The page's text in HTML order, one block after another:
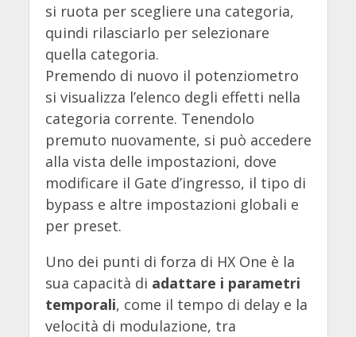
si ruota per scegliere una categoria,
quindi rilasciarlo per selezionare
quella categoria.
Premendo di nuovo il potenziometro
si visualizza l’elenco degli effetti nella
categoria corrente. Tenendolo
premuto nuovamente, si può accedere
alla vista delle impostazioni, dove
modificare il Gate d’ingresso, il tipo di
bypass e altre impostazioni globali e
per preset.
Uno dei punti di forza di HX One è la
sua capacità di adattare i parametri
temporali, come il tempo di delay e la
velocità di modulazione, tra